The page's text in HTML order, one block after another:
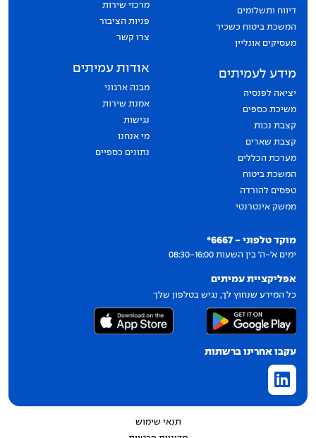
מוקד טלפוני - 6667*
ימים א'-ה' בין השעות 08:30-16:00
אפליקציית עמיתים
כל המידע שנחוץ לך, נגיש בטלפון שלך
עקבו אחרינו ברשתות
דיווח ותשלומים
המשכת ביטוח כשכיר
מעסיקים אונליין
מידע לעמיתים
יציאה לפנסיה
משיכת כספים
קצבת נכות
קצבת שארים
מערכת הכללים
המשכת ביטוח
טפסים להורדה
ממשק אינטרנטי
מרכזי שירות
פניות הציבור
צרו קשר
אודות עמיתים
מבנה ארגוני
אמנת שירות
נגישות
מי אנחנו
נתונים כספיים
תנאי שימוש